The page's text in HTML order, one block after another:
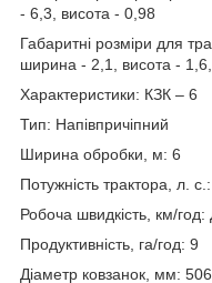
- 6,3, висота - 0,98
Габаритні розміри для
ширина - 2,1, висота - 1,6,
Характеристики: КЗК – 6
Тип: Напівпричіпний
Ширина обробки, м: 6
Потужність трактора, л.
Робоча швидкість, км/
Продуктивність, га/год: 9
Діаметр ковзанок, мм: 506